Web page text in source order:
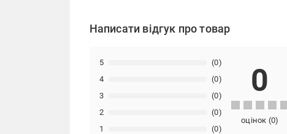
Написати відгук про товар
1 (0)
2 (0)
3 (0)
4 (0)
5 (0)
0
оцінок (0)